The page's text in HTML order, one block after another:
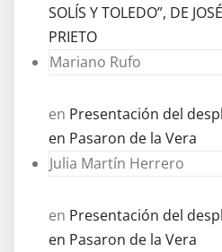
SOLÍS Y TOLEDO”, DE
PRIETO
Mariano Rufo
en Presentación del
en Pasaron de la Vera
Julia Martín Herrero
en Presentación del
en Pasaron de la Vera